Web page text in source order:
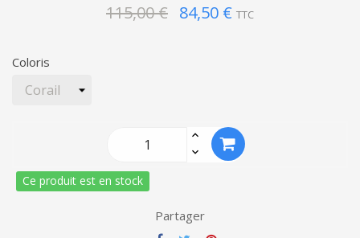
115,00 € 84,50 € TTC
Coloris
Ce produit est en stock
Partager